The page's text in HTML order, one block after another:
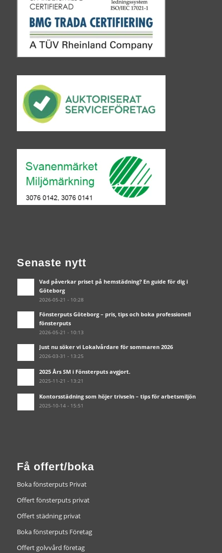
Senaste nytt
Vad påverkar priset på hemstädning? En guide för dig i
Göteborg
2026-05-21 - 10:28
Fönsterputs Göteborg – pris, tips och boka professionell
fönsterputs
2026-05-21 - 10:13
Just nu söker vi Lokalvårdare för sommaren 2026
2026-03-31 - 13:25
2025 Års SM i Fönsterputs avgjort.
2025-11-21 - 13:21
Kontorsstädning som höjer trivseln – tips för arbetsmiljön
2025-10-14 - 15:51
Få offert/boka
Boka fönsterputs Privat
Offert fönsterputs privat
Offert städning privat
Boka fönsterputs Företag
Offert golvvård företag